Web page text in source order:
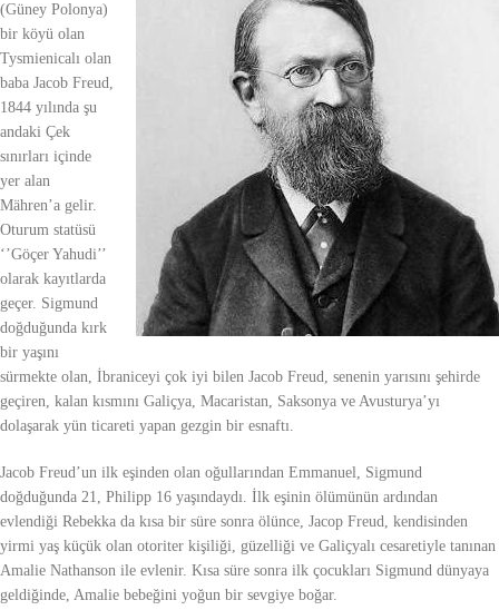
(Güney Polonya)
bir köyü olan
Tysmienicalı olan
baba Jacob Freud,
1844 yılında şu
andaki Çek
sınırları içinde
yer alan
Mähren’a gelir.
Oturum statüsü
‘’Göçer Yahudi’’
olarak kayıtlarda
geçer. Sigmund
doğduğunda kırk
bir yaşını
sürmekte olan, İbraniceyi çok iyi bilen Jacob Freud, senenin yarısını şehirde
geçiren, kalan kısmını Galiçya, Macaristan, Saksonya ve Avusturya’yı
dolaşarak yün ticareti yapan gezgin bir esnaftı.
Jacob Freud’un ilk eşinden olan oğullarından Emmanuel, Sigmund
doğduğunda 21, Philipp 16 yaşındaydı. İlk eşinin ölümünün ardından
evlendiği Rebekka da kısa bir süre sonra ölünce, Jacop Freud, kendisinden
yirmi yaş küçük olan otoriter kişiliği, güzelliği ve Galiçyalı cesaretiyle tanınan
Amalie Nathanson ile evlenir. Kısa süre sonra ilk çocukları Sigmund dünyaya
geldiğinde, Amalie bebeğini yoğun bir sevgiye boğar.